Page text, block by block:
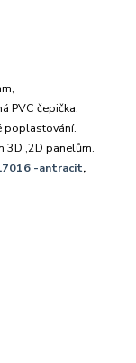
PVC čepička.
poplastování.
3D ,2D panelům.
-antracit,